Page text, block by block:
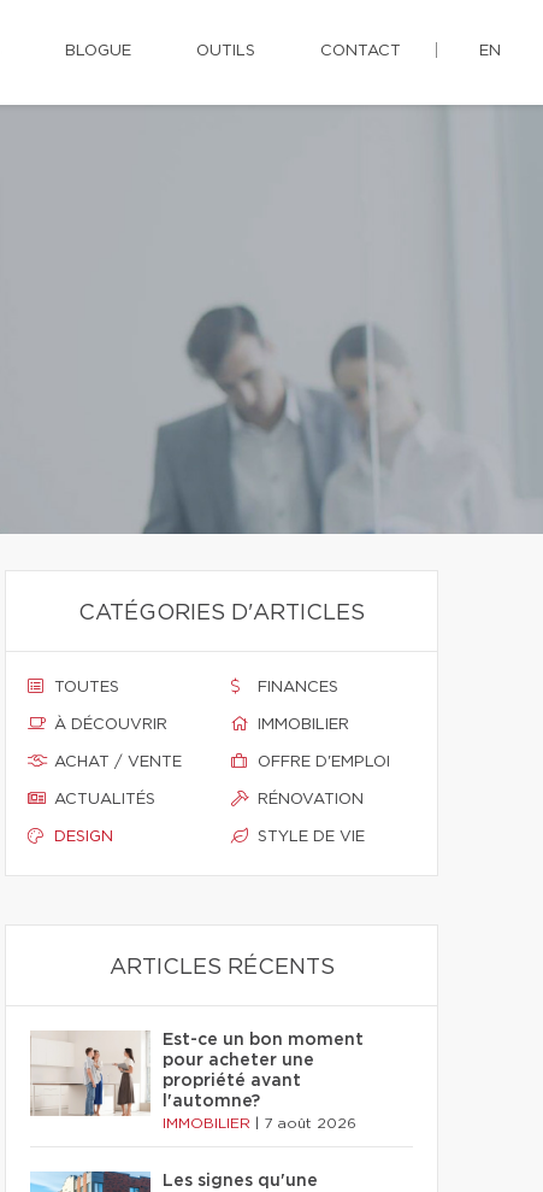
BLOGUE OUTILS CONTACT EN
CATÉGORIES D'ARTICLES
TOUTES
À DÉCOUVRIR
ACHAT / VENTE
ACTUALITÉS
DESIGN
FINANCES
IMMOBILIER
OFFRE D'EMPLOI
RÉNOVATION
STYLE DE VIE
ARTICLES RÉCENTS
Est-ce un bon moment
pour acheter une
propriété avant
l'automne?
IMMOBILIER 7 août 2026
Les signes qu'une